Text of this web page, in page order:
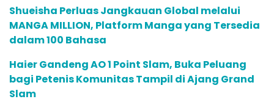
Shueisha Perluas Jangkauan Global melalui
MANGA MILLION, Platform Manga yang Tersedia
dalam 100 Bahasa
Haier Gandeng AO 1 Point Slam, Buka Peluang
bagi Petenis Komunitas Tampil di Ajang Grand
Slam